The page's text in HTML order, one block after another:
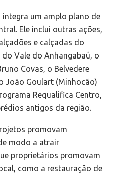
um amplo plano de
Ele inclui outras ações,
e calçadas do
Vale do Anhangabaú, o
Covas, o Belvedere
João Goulart (Minhocão)
Requalifica Centro,
antigos da região.
promovam
modo a atrair
proprietários promovam
como a restauração de